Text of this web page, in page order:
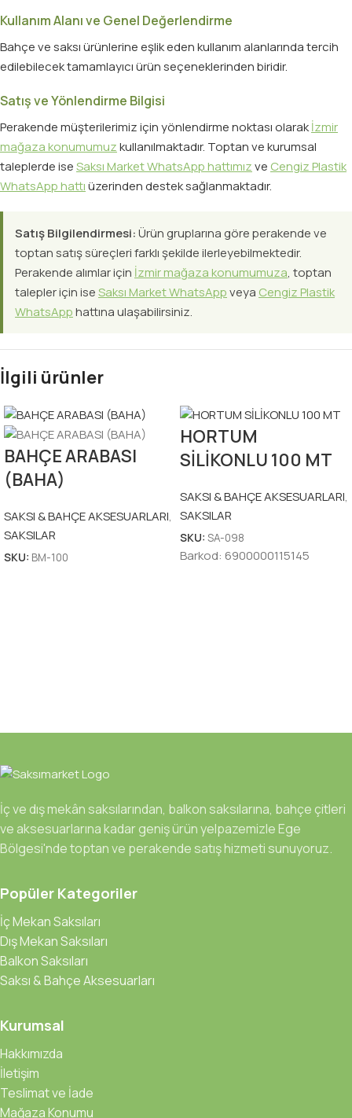
Kullanım Alanı ve Genel Değerlendirme
Bahçe ve saksı ürünlerine eşlik eden kullanım alanlarında tercih
edilebilecek tamamlayıcı ürün seçeneklerinden biridir.
Satış ve Yönlendirme Bilgisi
Perakende müşterilerimiz için yönlendirme noktası olarakİzmir
mağaza konumumuzkullanılmaktadır. Toptan ve kurumsal
taleplerde iseSaksı Market WhatsApp hattımızve Cengiz Plastik
WhatsApp hattıüzerinden destek sağlanmaktadır.
Satış Bilgilendirmesi:Ürün gruplarına göre perakende ve
toptan satış süreçleri farklı şekilde ilerleyebilmektedir.
Perakende alımlar için İzmir mağaza konumumuza, toptan
talepler için iseSaksı Market WhatsAppveya Cengiz Plastik
WhatsApphattına ulaşabilirsiniz.
İlgili ürünler
BAHÇE ARABASI
(BAHA)
SAKSI & BAHÇE AKSESUARLARI,
SAKSILAR
SKU: BM-100
HORTUM
SİLİKONLU 100 MT
SAKSI & BAHÇE AKSESUARLARI,
SAKSILAR
SKU: SA-098
Barkod: 6900000115145
İç ve dış mekân saksılarından, balkon saksılarına, bahçe çitleri
ve aksesuarlarına kadar geniş ürün yelpazemizle Ege
Bölgesi'nde toptan ve perakende satış hizmeti sunuyoruz.
Popüler Kategoriler
İç Mekan Saksıları
Dış Mekan Saksıları
Balkon Saksıları
Saksı & Bahçe Aksesuarları
Kurumsal
Hakkımızda
İletişim
Teslimat ve İade
Mağaza Konumu